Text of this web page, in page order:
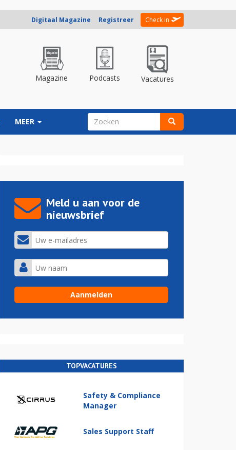
Digitaal Magazine Registreer Check in
Magazine Podcasts Vacatures
MEER ZOEKVELD
Meld u aan voor de
nieuwsbrief
TOPVACATURES
Safety & Compliance
Manager
Sales Support Staff